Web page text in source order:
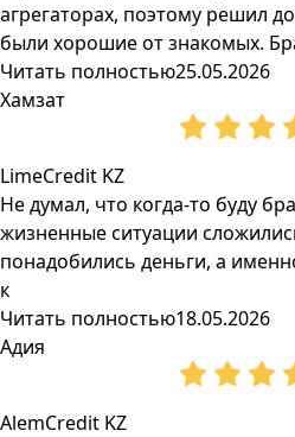
агрегаторах, поэтому решил
были хорошие от знакомых.
Читать полностью25.05.2026
Хамзат
LimeCredit KZ
Не думал, что когда-то буду
жизненные ситуации
понадобились деньги, а
к
Читать полностью18.05.2026
Адия
AlemCredit KZ